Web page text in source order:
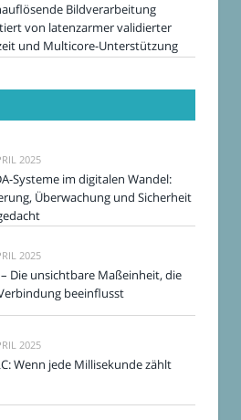
Bildverarbeitung
von latenzarmer validierter
und Multicore-Unterstützung
2025
Systeme im digitalen Wandel:
Überwachung und Sicherheit
2025
Die unsichtbare Maßeinheit, die
beeinflusst
2025
Wenn jede Millisekunde zählt